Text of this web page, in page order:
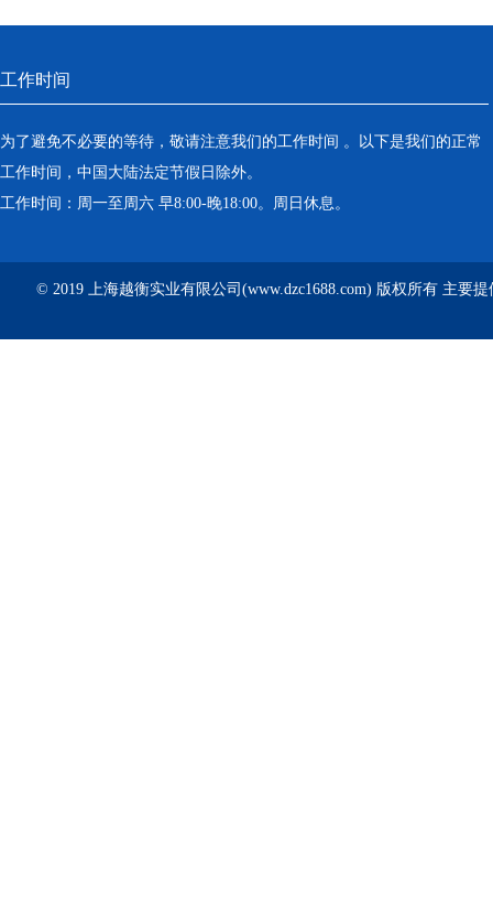
工作时间
为了避免不必要的等待，敬请注意我们的工作时间 。以下是我们的正常
工作时间，中国大陆法定节假日除外。
工作时间：周一至周六 早8:00-晚18:00。周日休息。
© 2019 上海越衡实业有限公司(www.dzc1688.com) 版权所有 主要提